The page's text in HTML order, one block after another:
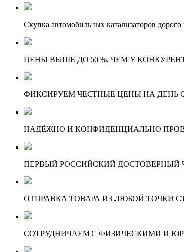
Скупка автомобильных катализаторов
ЦЕНЫ ВЫШЕ ДО 50 %, ЧЕМ У
ФИКСИРУЕМ ЧЕСТНЫЕ ЦЕНЫ НА ДЕНЬ
НАДЁЖНО И КОНФИДЕНЦИАЛЬНО
ПЕРВЫЙ РОССИЙСКИЙ ДОСТОВЕРНЫЙ
ОТПРАВКА ТОВАРА ИЗ ЛЮБОЙ ТОЧКИ
СОТРУДНИЧАЕМ С ФИЗИЧЕСКИМИ И